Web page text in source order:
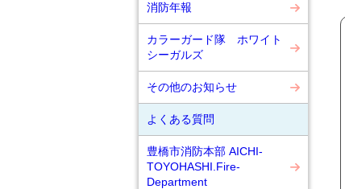
消防年報
カラーガード隊 ホワイト
シーガルズ
その他のお知らせ
よくある質問
豊橋市消防本部 AICHI-
TOYOHASHI.Fire-
Department